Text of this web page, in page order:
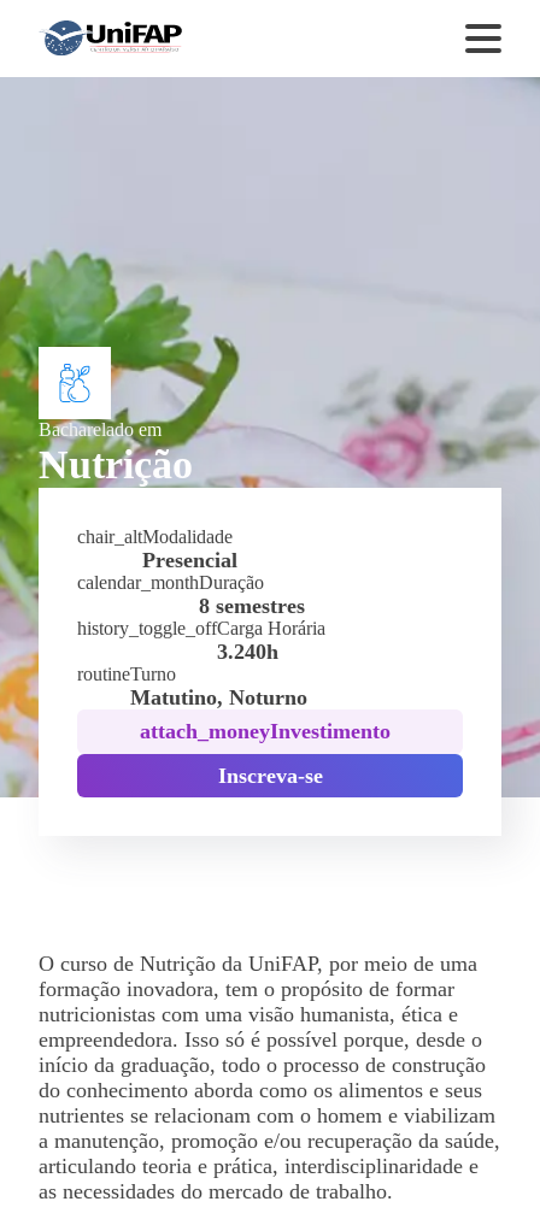
Bachareladoem
Nutrição
chair_altModalidade
Presencial
calendar_monthDuração
8 semestres
history_toggle_offCarga Horária
3.240h
routineTurno
Matutino, Noturno
attach_moneyInvestimento
Inscreva-se
O curso de Nutrição da UniFAP, por meio de uma
formação inovadora, tem o propósito de formar
nutricionistas com uma visão humanista, ética e
empreendedora. Isso só é possível porque, desde o
início da graduação, todo o processo de construção
do conhecimento aborda como os alimentos e seus
nutrientes se relacionam com o homem e viabilizam
a manutenção, promoção e/ou recuperação da saúde,
articulando teoria e prática, interdisciplinaridade e
as necessidades do mercado de trabalho.